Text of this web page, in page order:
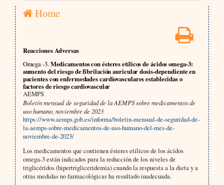
Home
Reacciones Adversas
Omega -3.Medicamentos con ésteres etílicos de ácidos omega-3:
aumento del riesgo de fibrilación auricular dosis-dependiente en
pacientes con enfermedades cardiovasculares establecidas o
factores de riesgo cardiovascular
AEMPS
Boletín mensual de seguridad de la AEMPS sobre medicamentos de
uso humano, noviembre de 2023
https://www.aemps.gob.es/informa/boletin-mensual-de-seguridad-de-
la-aemps-sobre-medicamentos-de-uso-humano-del-mes-de-
noviembre-de-2023/
Los medicamentos que contienen ésteres etílicos de los ácidos
omega-3 están indicados para la reducción de los niveles de
triglicéridos (hipertrigliceridemia) cuando la respuesta a la dieta y a
otras medidas no farmacológicas ha resultado inadecuada.